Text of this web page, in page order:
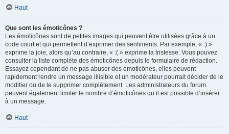
Haut
Que sont les émoticônes ?
Les émoticônes sont de petites images qui peuvent être utilisées grâce à un
code court et qui permettent d’exprimer des sentiments. Par exemple, « :) »
exprime la joie, alors qu’au contraire, « :( » exprime la tristesse. Vous pouvez
consulter la liste complète des émoticônes depuis le formulaire de rédaction.
Essayez cependant de ne pas abuser des émoticônes, elles peuvent
rapidement rendre un message illisible et un modérateur pourrait décider de le
modifier ou de le supprimer complètement. Les administrateurs du forum
peuvent également limiter le nombre d’émoticônes qu’il est possible d’insérer
à un message.
Haut